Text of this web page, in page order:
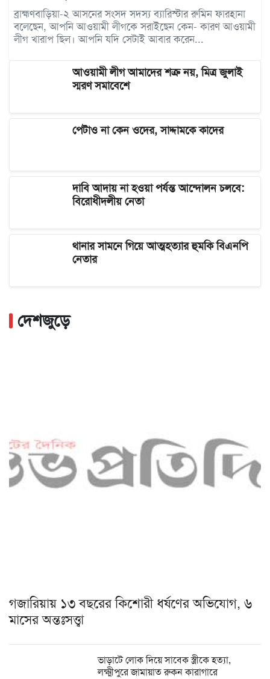
ব্রাহ্মণবাড়িয়া-২ আসনের সংসদ সদস্য ব্যারিস্টার রুমিন ফারহানা
বলেছেন, আপনি আওয়ামী লীগকে সরাইছেন কেন- কারণ আওয়ামী
লীগ খারাপ ছিল। আপনি যদি সেটাই আবার করেন...
আওয়ামী লীগ আমাদের শত্রু নয়, মিত্র জুলাই
স্মরণ সমাবেশে
পেটাও না কেন ওদের, সাদ্দামকে কাদের
দাবি আদায় না হওয়া পর্যন্ত আন্দোলন চলবে:
বিরোধীদলীয় নেতা
থানার সামনে গিয়ে আত্মহত্যার হুমকি বিএনপি
নেতার
দেশজুড়ে
গজারিয়ায় ১৩ বছরের কিশোরী ধর্ষণের অভিযোগ, ৬
মাসের অন্তঃসত্ত্বা
ভাড়াটে লোক দিয়ে সাবেক স্ত্রীকে হত্যা,
লক্ষ্মীপুরে জামায়াত রুকন কারাগারে